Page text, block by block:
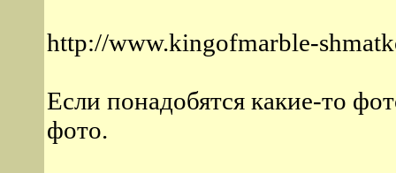
http://www.kingofmarble-
Если понадобятся какие-то
фото.